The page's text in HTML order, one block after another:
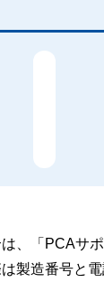
、「PCAサ
製造番号と電